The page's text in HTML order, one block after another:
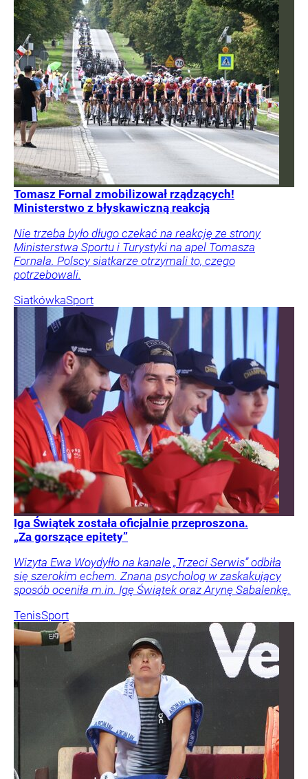
Tomasz Fornal zmobilizował rządzących!
Ministerstwo z błyskawiczną reakcją
Nie trzeba było długo czekać na reakcję ze strony
Ministerstwa Sportu i Turystyki na apel Tomasza
Fornala. Polscy siatkarze otrzymali to, czego
potrzebowali.
SiatkówkaSport
Iga Świątek została oficjalnie przeproszona.
„Za gorszące epitety”
Wizyta Ewa Woydyłło na kanale „Trzeci Serwis” odbiła
się szerokim echem. Znana psycholog w zaskakujący
sposób oceniła m.in. Igę Świątek oraz Arynę Sabalenkę.
TenisSport